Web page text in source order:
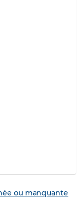
ou manquante